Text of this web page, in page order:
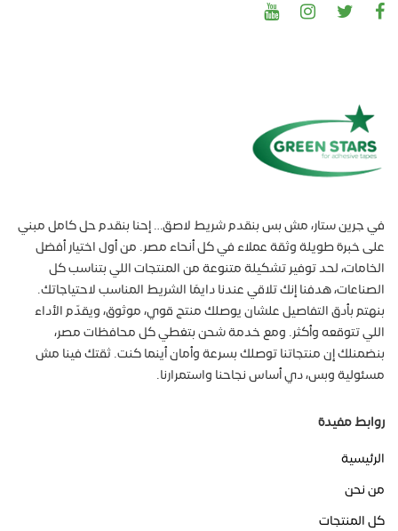
في جرين ستار، مش بس بنقدم شريط لاصق… إحنا بنقدم حل كامل مبني
على خبرة طويلة وثقة عملاء في كل أنحاء مصر. من أول اختيار أفضل
الخامات، لحد توفير تشكيلة متنوعة من المنتجات اللي بتناسب كل
الصناعات، هدفنا إنك تلاقي عندنا دايمًا الشريط المناسب لاحتياجاتك.
بنهتم بأدق التفاصيل علشان يوصلك منتج قوي، موثوق، ويقدّم الأداء
اللي تتوقعه وأكثر. ومع خدمة شحن بتغطي كل محافظات مصر،
بنضمنلك إن منتجاتنا توصلك بسرعة وأمان أينما كنت. ثقتك فينا مش
مسئولية وبس، دي أساس نجاحنا واستمرارنا.
روابط مفيدة
الرئيسية
من نحن
كل المنتجات